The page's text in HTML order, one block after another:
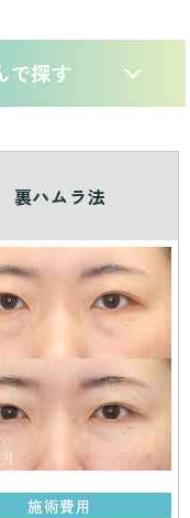
で探す
裏ハムラ法
施術費用